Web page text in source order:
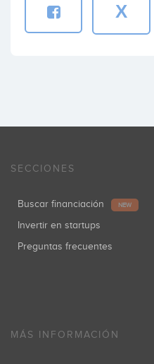
X
SECCIONES
Buscar financiación NEW
Invertir en startups
Preguntas frecuentes
MÁS INFORMACIÓN